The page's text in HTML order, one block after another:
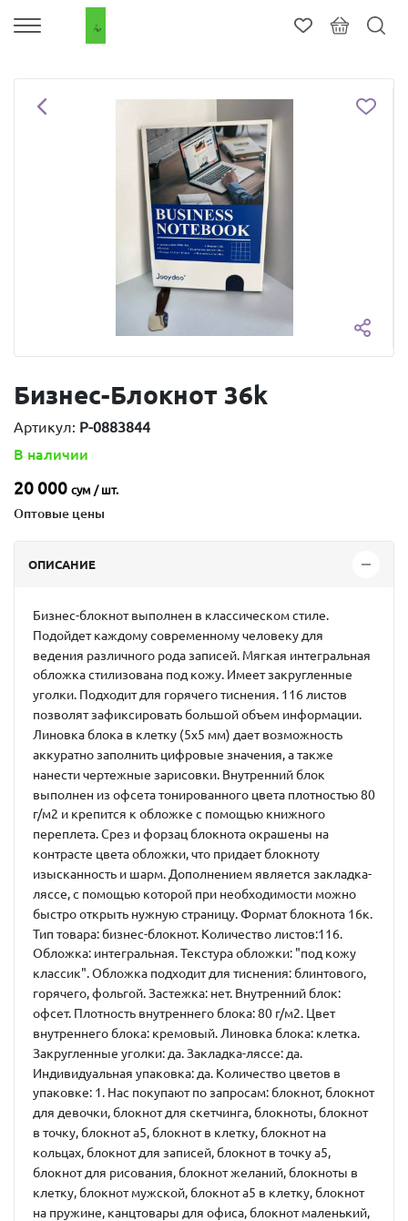
Бизнес-Блокнот 36k
Артикул: P-0883844
В наличии
20 000 сум / шт.
Оптовые цены
ОПИСАНИЕ
Бизнес-блокнот выполнен в классическом стиле.
Подойдет каждому современному человеку для
ведения различного рода записей. Мягкая интегральная
обложка стилизована под кожу. Имеет закругленные
уголки. Подходит для горячего тиснения. 116 листов
позволят зафиксировать большой объем информации.
Линовка блока в клетку (5х5 мм) дает возможность
аккуратно заполнить цифровые значения, а также
нанести чертежные зарисовки. Внутренний блок
выполнен из офсета тонированного цвета плотностью 80
г/м2 и крепится к обложке с помощью книжного
переплета. Срез и форзац блокнота окрашены на
контрасте цвета обложки, что придает блокноту
изысканность и шарм. Дополнением является закладка-
ляссе, с помощью которой при необходимости можно
быстро открыть нужную страницу. Формат блокнота 16к.
Тип товара: бизнес-блокнот. Количество листов:116.
Обложка: интегральная. Текстура обложки: "под кожу
классик". Обложка подходит для тиснения: блинтового,
горячего, фольгой. Застежка: нет. Внутренний блок:
офсет. Плотность внутреннего блока: 80 г/м2. Цвет
внутреннего блока: кремовый. Линовка блока: клетка.
Закругленные уголки: да. Закладка-ляссе: да.
Индивидуальная упаковка: да. Количество цветов в
упаковке: 1. Нас покупают по запросам: блокнот, блокнот
для девочки, блокнот для скетчинга, блокноты, блокнот
в точку, блокнот а5, блокнот в клетку, блокнот на
кольцах, блокнот для записей, блокнот в точку а5,
блокнот для рисования, блокнот желаний, блокноты в
клетку, блокнот мужской, блокнот а5 в клетку, блокнот
на пружине, канцтовары для офиса, блокнот маленький,